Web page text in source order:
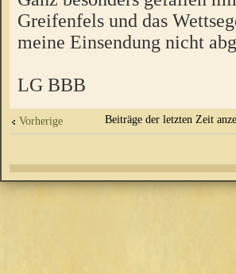
Greifenfels und das
meine Einsendung nicht
LG BBB
Vorherige Beiträge der letzten Zeit